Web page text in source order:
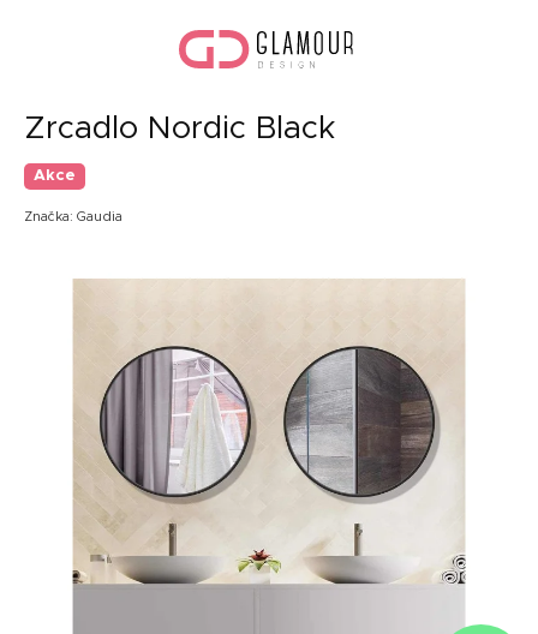
Zrcadlo Nordic Black
Akce
Značka: Gaudia